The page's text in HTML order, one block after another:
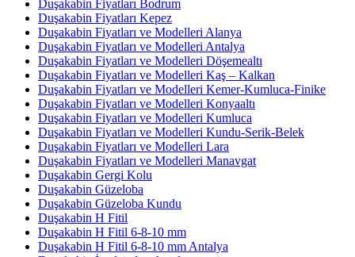
Duşakabin Fiyatları Bodrum
Duşakabin Fiyatları Kepez
Duşakabin Fiyatları ve Modelleri Alanya
Duşakabin Fiyatları ve Modelleri Antalya
Duşakabin Fiyatları ve Modelleri Döşemealtı
Duşakabin Fiyatları ve Modelleri Kaş – Kalkan
Duşakabin Fiyatları ve Modelleri Kemer-Kumluca-Finike
Duşakabin Fiyatları ve Modelleri Konyaaltı
Duşakabin Fiyatları ve Modelleri Kumluca
Duşakabin Fiyatları ve Modelleri Kundu-Serik-Belek
Duşakabin Fiyatları ve Modelleri Lara
Duşakabin Fiyatları ve Modelleri Manavgat
Duşakabin Gergi Kolu
Duşakabin Güzeloba
Duşakabin Güzeloba Kundu
Duşakabin H Fitil
Duşakabin H Fitil 6-8-10 mm
Duşakabin H Fitil 6-8-10 mm Antalya